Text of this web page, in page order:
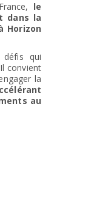
le
dans la
Horizon
qui
convient
la
au